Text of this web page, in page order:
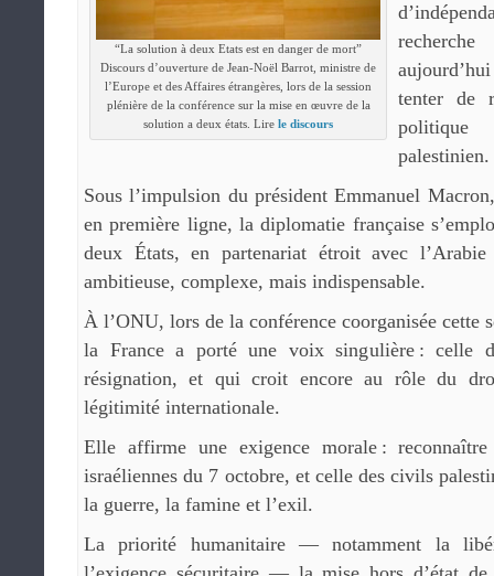
“La solution à deux Etats est en danger de mort”
Discours d’ouverture de Jean-Noël Barrot, ministre de
l’Europe et des Affaires étrangères, lors de la session
plénière de la conférence sur la mise en œuvre de la
solution a deux états. Lire le discours
tenter de
palestinien.
Sous l’impulsion du président Emmanuel
en première ligne, la diplomatie française
deux États, en partenariat étroit avec l’Arabie
ambitieuse, complexe, mais indispensable.
À l’ONU, lors de la conférence coorganisée cette
la France a porté une voix singulière : celle
résignation, et qui croit encore au rôle du
légitimité internationale.
Elle affirme une exigence morale :
israéliennes du 7 octobre, et celle des civils
la guerre, la famine et l’exil.
La priorité humanitaire — notamment la